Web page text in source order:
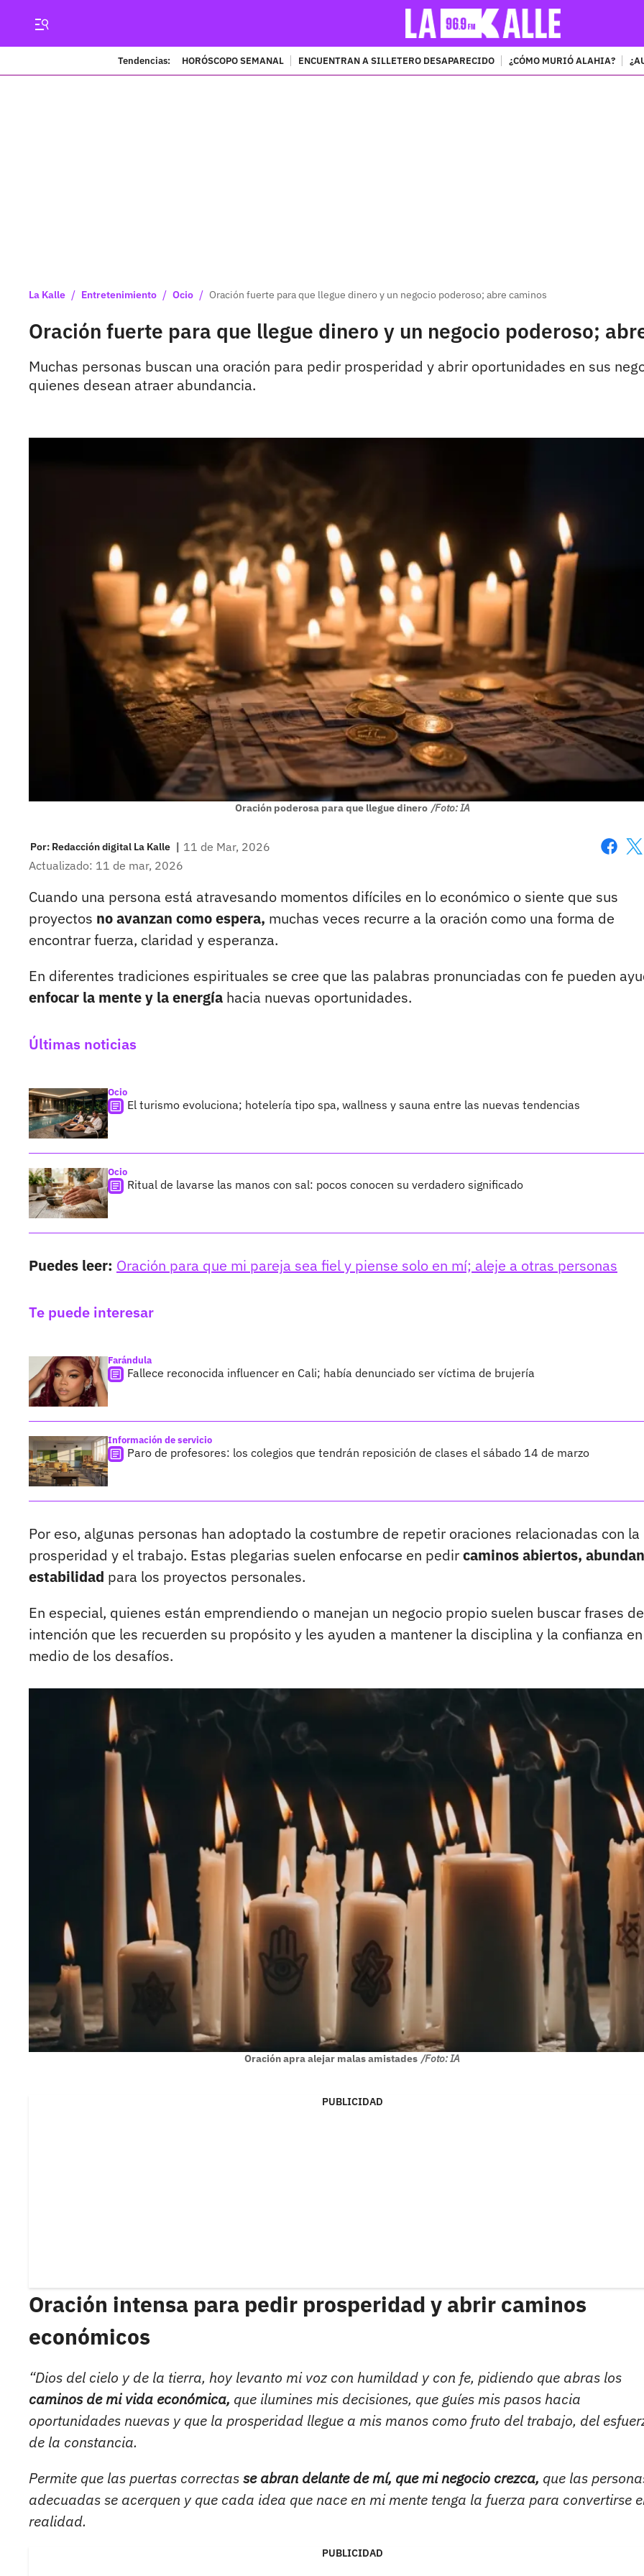
Tendencias: HORÓSCOPO SEMANAL ENCUENTRAN A SILLETERO DESAPARECIDO ¿CÓMO MURIÓ ALAHIA?
La Kalle / Entretenimiento / Ocio / Oración fuerte para que llegue dinero y un negocio poderoso; abre caminos
Oración fuerte para que llegue dinero y un negocio poderoso;
Muchas personas buscan una oración para pedir prosperidad y abrir oportunidades en sus
quienes desean atraer abundancia.
Oración poderosa para que llegue dinero /Foto: IA
Por: Redacción digital La Kalle | 11 de Mar, 2026
Actualizado: 11 de mar, 2026
Cuando una persona está atravesando momentos difíciles en lo económico o siente que sus
proyectos no avanzan como espera, muchas veces recurre a la oración como una forma de
encontrar fuerza, claridad y esperanza.
En diferentes tradiciones espirituales se cree que las palabras pronunciadas con fe pueden
enfocar la mente y la energía hacia nuevas oportunidades.
Últimas noticias
Ocio
El turismo evoluciona; hotelería tipo spa, wallness y sauna entre las nuevas tendencias
Ocio
Ritual de lavarse las manos con sal: pocos conocen su verdadero significado
Puedes leer: Oración para que mi pareja sea fiel y piense solo en mí; aleje a otras personas
Te puede interesar
Farándula
Fallece reconocida influencer en Cali; había denunciado ser víctima de brujería
Información de servicio
Paro de profesores: los colegios que tendrán reposición de clases el sábado 14 de marzo
Por eso, algunas personas han adoptado la costumbre de repetir oraciones relacionadas con la
prosperidad y el trabajo. Estas plegarias suelen enfocarse en pedircaminos abiertos,
estabilidad para los proyectos personales.
En especial, quienes están emprendiendo o manejan un negocio propio suelen buscar frases de
intención que les recuerden su propósito y les ayuden a mantener la disciplina y la confianza en
medio de los desafíos.
Oración apra alejar malas amistades /Foto: IA
PUBLICIDAD
Oración intensa para pedir prosperidad y abrir caminos
económicos
“Dios del cielo y de la tierra, hoy levanto mi voz con humildad y con fe, pidiendo que abras los
caminos de mi vida económica, que ilumines mis decisiones, que guíes mis pasos hacia
oportunidades nuevas y que la prosperidad llegue a mis manos como fruto del trabajo, del
de la constancia.
Permite que las puertas correctasse abran delante de mí, que mi negocio crezca, que las
adecuadas se acerquen y que cada idea que nace en mi mente tenga la fuerza para convertirse
realidad.
PUBLICIDAD